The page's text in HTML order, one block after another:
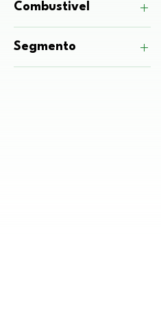
Combustivel
Gasóleo (Diesel)
Segmento
Carros Compactos